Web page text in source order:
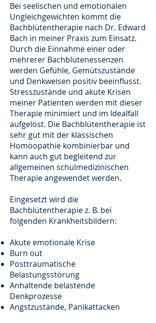
Bei seelischen und emotionalen
Ungleichgewichten kommt die
Bachblütentherapie nach Dr. Edward
Bach in meiner Praxis zum Einsatz.
Durch die Einnahme einer oder
mehrerer Bachblütenessenzen
werden Gefühle, Gemütszustände
und Denkweisen positiv beeinflusst.
Stresszustände und akute Krisen
meiner Patienten werden mit dieser
Therapie minimiert und im Idealfall
aufgelöst. Die Bachblütentherapie ist
sehr gut mit der klassischen
Homöopathie kombinierbar und
kann auch gut begleitend zur
allgemeinen schulmedizinischen
Therapie angewendet werden.
Eingesetzt wird die
Bachblütentherapie z. B. bei
folgenden Krankheitsbildern:
Akute emotionale Krise
Burn out
Posttraumatische
Belastungsstörung
Anhaltende belastende
Denkprozesse
Angstzustände, Panikattacken